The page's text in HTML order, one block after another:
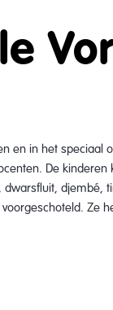
en in het speciaal
De
djembé,
Ze